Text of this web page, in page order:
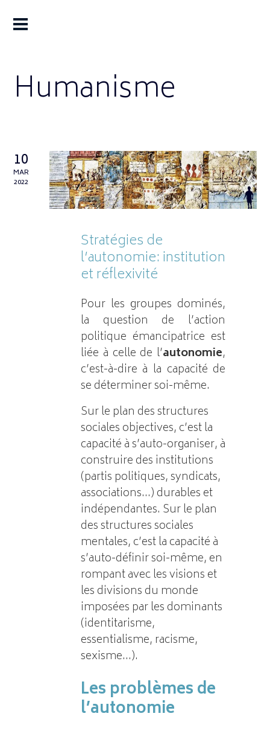
Humanisme
10
MAR
2022
Stratégies de
l’autonomie: institution
et réflexivité
Pour les groupes dominés,
la question de l’action
politique émancipatrice est
liée à celle de l’autonomie,
c’est-à-dire à la capacité de
se déterminer soi-même.
Sur le plan des structures
sociales objectives, c’est la
capacité à s’auto-organiser, à
construire des institutions
(partis politiques, syndicats,
associations…) durables et
indépendantes. Sur le plan
des structures sociales
mentales, c’est la capacité à
s’auto-définir soi-même, en
rompant avec les visions et
les divisions du monde
imposées par les dominants
(identitarisme,
essentialisme, racisme,
sexisme…).
Les problèmes de
l’autonomie